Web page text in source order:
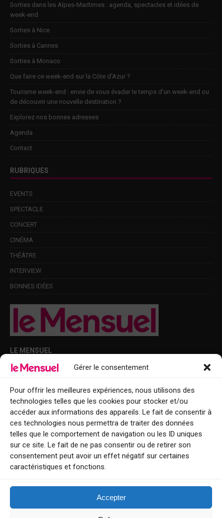
Gérer le consentement
Pour offrir les meilleures expériences, nous utilisons des
technologies telles que les cookies pour stocker et/ou
accéder aux informations des appareils. Le fait de consentir à
ces technologies nous permettra de traiter des données
telles que le comportement de navigation ou les ID uniques
sur ce site. Le fait de ne pas consentir ou de retirer son
consentement peut avoir un effet négatif sur certaines
caractéristiques et fonctions.
Accepter
Sorties dans les Alpes-Maritimes : agenda, spectacles et idées de
week-end
Sorties à Nice
Sorties à Cannes
Sorties à Monaco
Que faire ce week-end sur la Côte d’Azur ?
Tourisme week-end : envie de vous évader le temps d’un week-end ou
de découvrir une nouvelle destination ?
Explorez nos bonnes adresses
Agenda
Contact
RUBRIQUES
EVENTS
SPECTACLE
CONCERT
CINÉMA
THÉÂTRE
INTERVIEW
BONNES IDÉES
LE MENSUEL
Points de diffusion Var et Alpes-Maritimes : oû trouver Le Mensuel ?
Le Mensuel en PDF : consultez le magazine en ligne
Qui sommes-nous ?
BFM Top Sorties
EVENT
Tourisme week-end : envie de vous évader le temps d’un week-end ou
Explorez nos bonnes adresses
Contact